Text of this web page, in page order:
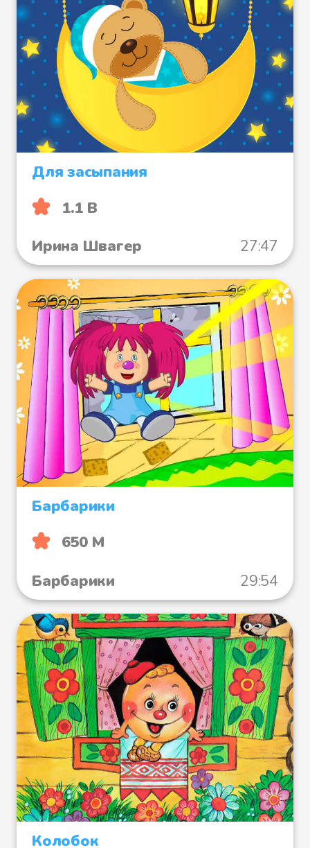
Для засыпания
1.1 B
Ирина Швагер
27:47
Барбарики
650 М
Барбарики
29:54
Колобок